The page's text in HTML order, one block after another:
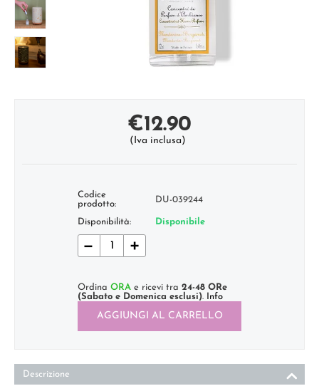
€12.90
(Iva inclusa)
Codice
prodotto:
DU-039244
Disponibilità: Disponibile
+
−
Ordina ORA e ricevi tra 24-48 ORe
(Sabato e Domenica esclusi). Info
AGGIUNGI AL CARRELLO
Descrizione